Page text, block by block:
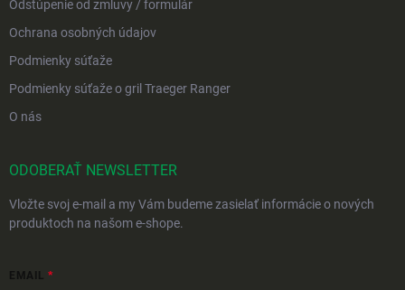
Odstúpenie od zmluvy / formulár
Ochrana osobných údajov
Podmienky súťaže
Podmienky súťaže o gril Traeger Ranger
O nás
ODOBERAŤ NEWSLETTER
Vložte svoj e-mail a my Vám budeme zasielať informácie o nových
produktoch na našom e-shope.
EMAIL